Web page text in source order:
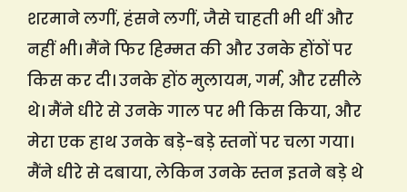
शरमाने लगीं, हंसने लगीं, जैसे चाहती भी थीं और
नहीं भी। मैंने फिर हिम्मत की और उनके होंठों पर
किस कर दी। उनके होंठ मुलायम, गर्म, और रसीले
थे। मैंने धीरे से उनके गाल पर भी किस किया, और
मेरा एक हाथ उनके बड़े-बड़े स्तनों पर चला गया।
मैंने धीरे से दबाया, लेकिन उनके स्तन इतने बड़े थे